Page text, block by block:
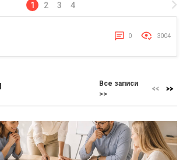
1 2 3 4
0 3004
Все записи
>>